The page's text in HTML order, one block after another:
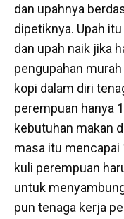
dan upahnya
dipetiknya. Upah
dan upah naik jika
pengupahan
kopi dalam diri
perempuan hanya
kebutuhan makan
masa itu mencapai
kuli perempuan
untuk
pun tenaga kerja